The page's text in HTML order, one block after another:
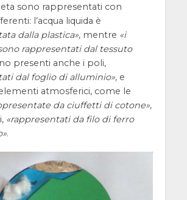
sono rappresentati con
l’acqua liquida è
dalla plastica , mentre
i
rappresentati dal tessuto
presenti anche i poli,
dal foglio di alluminio , e
atmosferici, come le
da ciuffetti di cotone ,
rappresentati da filo di ferro
.